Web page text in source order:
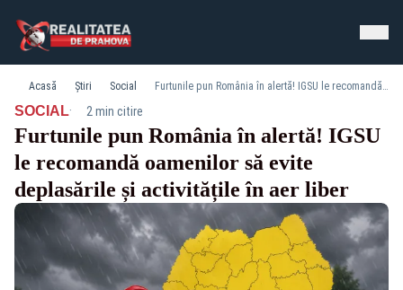
Acasă Știri Social Furtunile pun România în alertă! IGSU le recomandă oamenilor să evite deplasările și activitățile în aer liber
SOCIAL· 2 min citire
Furtunile pun România în alertă! IGSU
le recomandă oamenilor să evite
deplasările și activitățile în aer liber